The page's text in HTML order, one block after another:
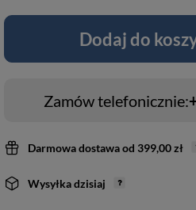
Dodaj do
Zamów telefonicznie:
Darmowa dostawaod 399,00 zł
Wysyłkadzisiaj